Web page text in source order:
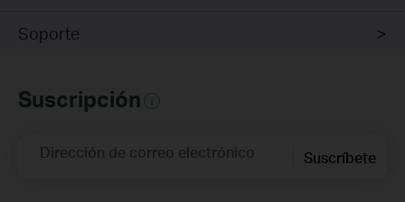
Soporte
Suscripción
Dirección de correo electrónico Suscríbete